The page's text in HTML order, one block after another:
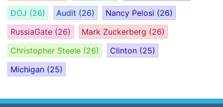
DOJ (26) Audit (26) Nancy Pelosi (26)
RussiaGate (26) Mark Zuckerberg (26)
Christopher Steele (26) Clinton (25)
Michigan (25)